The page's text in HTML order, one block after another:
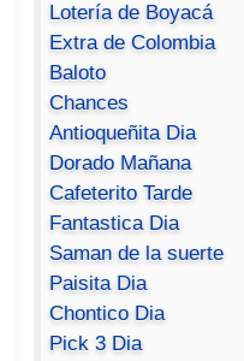
Lotería de Boyacá
Extra de Colombia
Baloto
Chances
Antioqueñita Dia
Dorado Mañana
Cafeterito Tarde
Fantastica Dia
Saman de la suerte
Paisita Dia
Chontico Dia
Pick 3 Dia